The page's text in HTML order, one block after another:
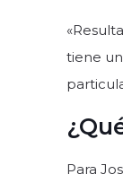
tiene
Para